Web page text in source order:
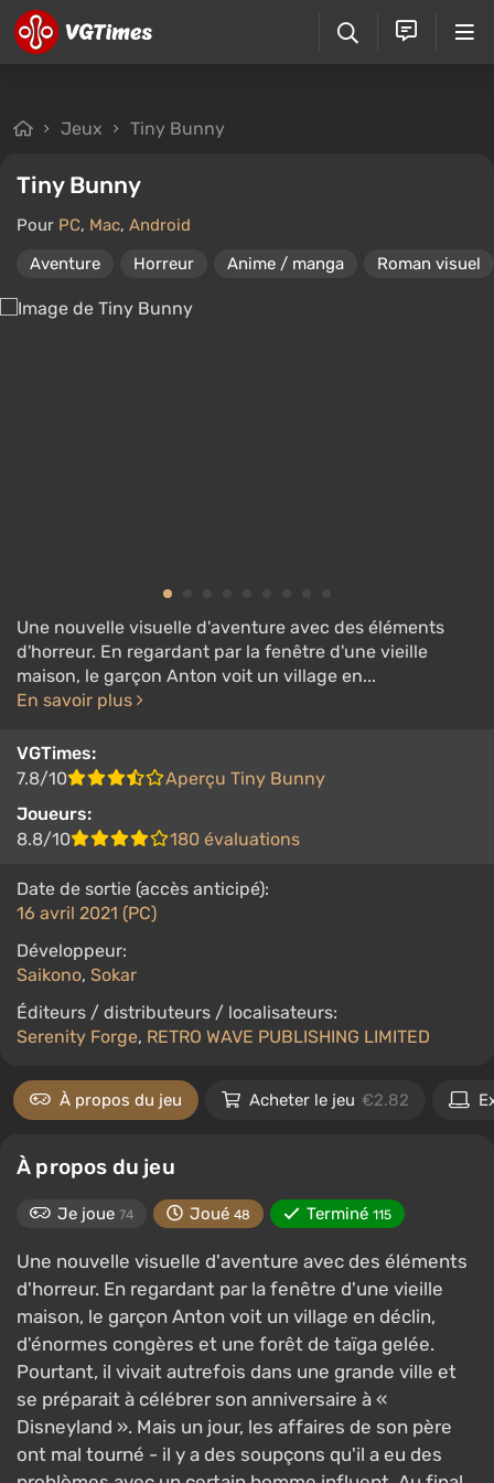
Jeux Tiny Bunny
Tiny Bunny
Pour PC, Mac, Android
Aventure
Horreur Anime / manga Roman visuel
Une nouvelle visuelle d'aventure avec des éléments
d'horreur. En regardant par la fenêtre d'une vieille
maison, le garçon Anton voit un village en...
En savoir plus
VGTimes:
7.8/10
Aperçu Tiny Bunny
Joueurs:
8.8/10
180 évaluations
Date de sortie (accès anticipé):
16 avril 2021 (PC)
Développeur:
Saikono, Sokar
Éditeurs / distributeurs / localisateurs:
Serenity Forge, RETRO WAVE PUBLISHING LIMITED
À propos du jeu Acheter le jeu €2.82
À propos du jeu
Je joue 74 Joué 48 Terminé 115
Une nouvelle visuelle d'aventure avec des éléments
d'horreur. En regardant par la fenêtre d'une vieille
maison, le garçon Anton voit un village en déclin,
d'énormes congères et une forêt de taïga gelée.
Pourtant, il vivait autrefois dans une grande ville et
se préparait à célébrer son anniversaire à «
Disneyland ». Mais un jour, les affaires de son père
ont mal tourné - il y a des soupçons qu'il a eu des